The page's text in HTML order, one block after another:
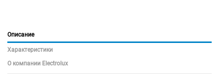
Описание
Характеристики
О компании Electrolux